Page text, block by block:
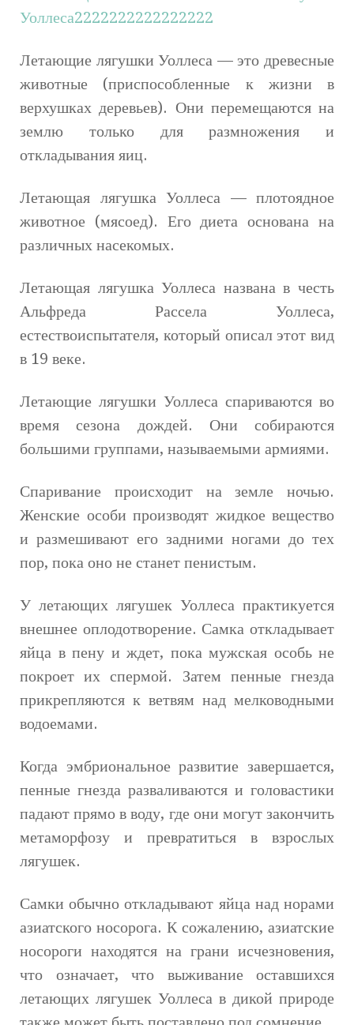
Летающие лягушки Уоллеса — это древесные
животные (приспособленные к жизни в
верхушках деревьев). Они перемещаются на
землю только для размножения и
откладывания яиц.
Летающая лягушка Уоллеса — плотоядное
животное (мясоед). Его диета основана на
различных насекомых.
Летающая лягушка Уоллеса названа в честь
Альфреда Рассела Уоллеса,
естествоиспытателя, который описал этот вид
в 19 веке.
Летающие лягушки Уоллеса спариваются во
время сезона дождей. Они собираются
большими группами, называемыми армиями.
Спаривание происходит на земле ночью.
Женские особи производят жидкое вещество
и размешивают его задними ногами до тех
пор, пока оно не станет пенистым.
У летающих лягушек Уоллеса практикуется
внешнее оплодотворение. Самка откладывает
яйца в пену и ждет, пока мужская особь не
покроет их спермой. Затем пенные гнезда
прикрепляются к ветвям над мелководными
водоемами.
Когда эмбриональное развитие завершается,
пенные гнезда разваливаются и головастики
падают прямо в воду, где они могут закончить
метаморфозу и превратиться в взрослых
лягушек.
Самки обычно откладывают яйца над норами
азиатского носорога. К сожалению, азиатские
носороги находятся на грани исчезновения,
что означает, что выживание оставшихся
летающих лягушек Уоллеса в дикой природе